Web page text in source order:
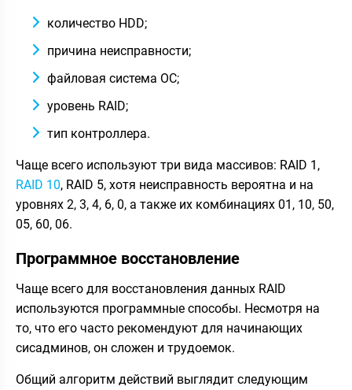
количество HDD;
причина неисправности;
файловая система ОС;
уровень RAID;
тип контроллера.
Чаще всего используют три вида массивов: RAID 1,
RAID 10, RAID 5, хотя неисправность вероятна и на
уровнях 2, 3, 4, 6, 0, а также их комбинациях 01, 10, 50,
05, 60, 06.
Программное восстановление
Чаще всего для восстановления данных RAID
используются программные способы. Несмотря на
то, что его часто рекомендуют для начинающих
сисадминов, он сложен и трудоемок.
Общий алгоритм действий выглядит следующим